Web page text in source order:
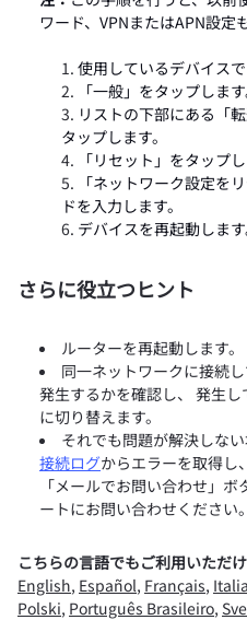
ワード、VPNまたはAPN設定
使用しているデバイス
「一般」をタップします
リストの下部にある「
タップします。
「リセット」をタップし
「ネットワーク設定を
ドを入力します。
デバイスを再起動します
さらに役立つヒント
ルーターを再起動します。
同一ネットワークに接続
発生するかを確認し、 発生
に切り替えます。
それでも問題が解決しない
接続ログからエラーを取得し
「メールでお問い合わせ」
ートにお問い合わせください。
こちらの言語でもご利用いただ
English, Español, Français,
Polski, Português Brasileiro,